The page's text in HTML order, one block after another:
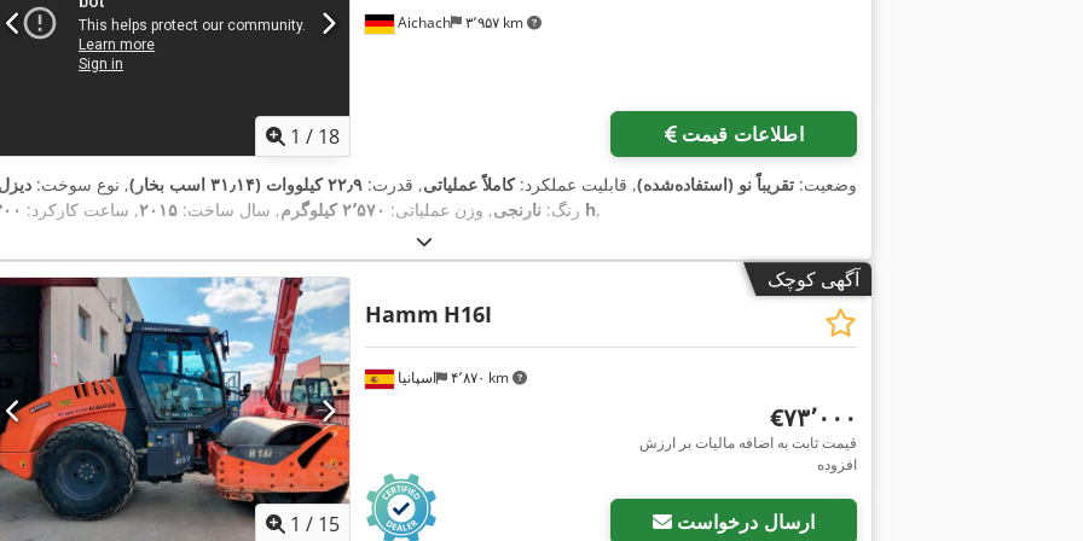
1 / 18
Aichach ۳٬۹۵۷ km
اطلاعات قیمت
وضعیت: تقریباً نو (استفاده‌شده), قابلیت عملکرد:کاملاً عملیاتی, قدرت: ۲۲٫۹ کیلووات (۳۱٫۱۴ اسب بخار) , نوع سوخت:
رنگ: نارنجی, وزن عملیاتی: ۲٬۵۷۰ کیلوگرم , سال ساخت: ۲۰۱۵, ساعت کارکرد: ۳۰۰ h,
آگهی کوچک
1 / 15
اسپانیا ۴٬۸۷۰ km
Hamm H16I
‎€۷۳٬۰۰۰
قیمت ثابت به اضافه مالیات بر ارزش
افزوده
ارسال درخواست